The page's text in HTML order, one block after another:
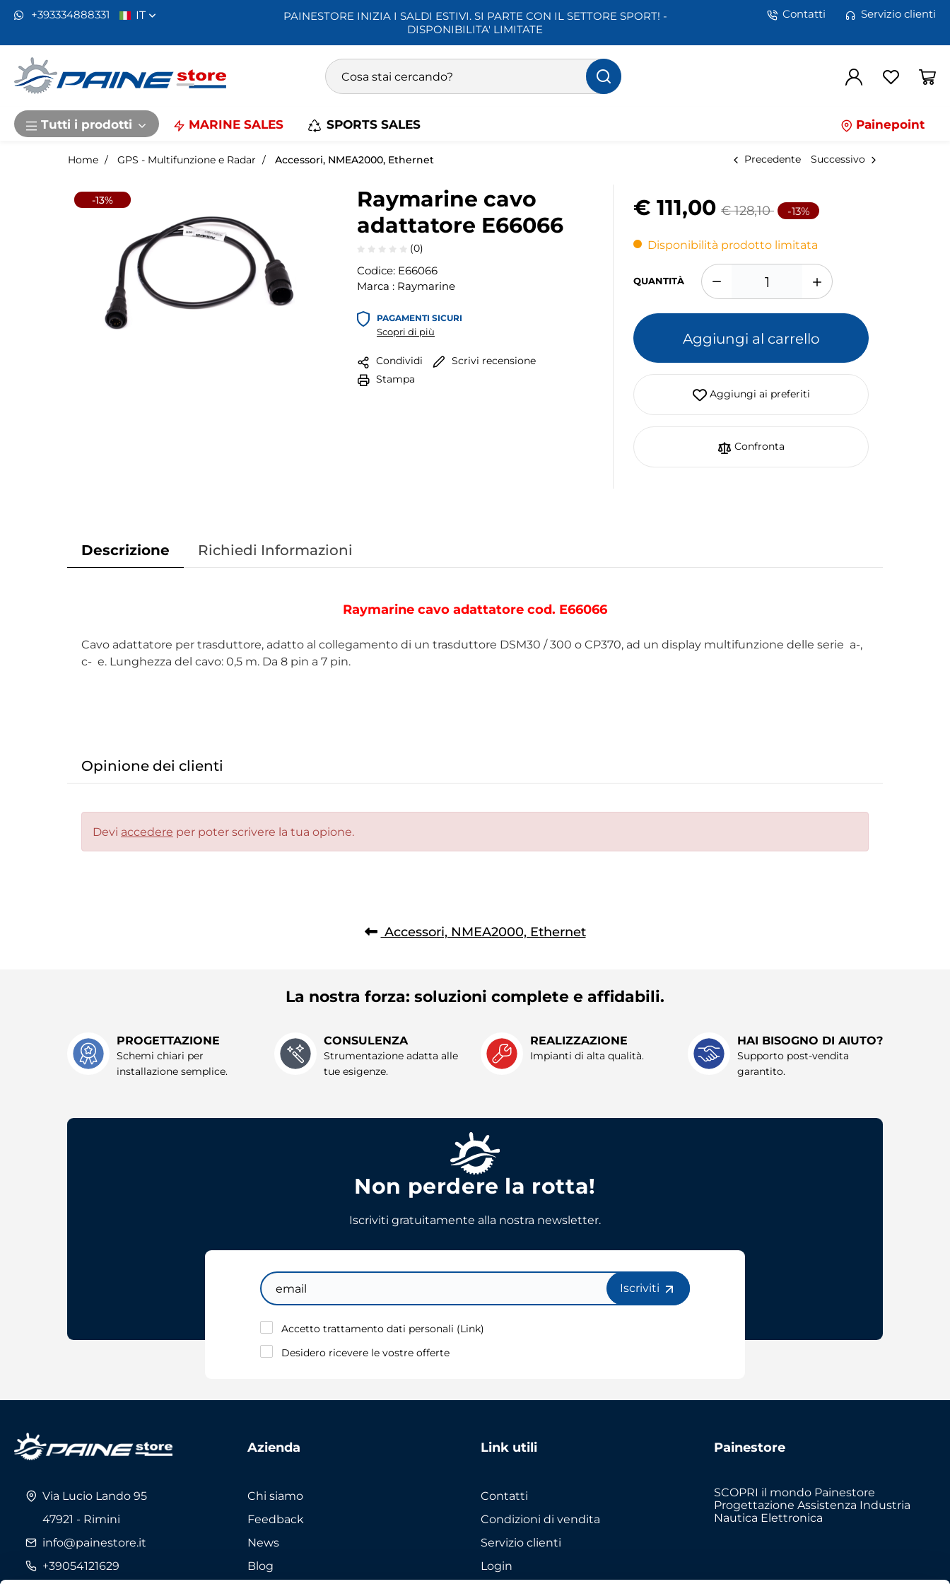
+393334888331 IT
PAINESTORE INIZIA I SALDI ESTIVI. SI PARTE CON IL SETTORE SPORT! -
DISPONIBILITA' LIMITATE
Contatti Servizio clienti
Tutti i prodotti MARINE SALES SPORTS SALES Painepoint
Home GPS - Multifunzione e Radar Accessori, NMEA2000, Ethernet Precedente Successivo
-13%
Raymarine cavo
adattatore E66066
(0)
Codice: E66066
Marca : Raymarine
PAGAMENTI SICURI
Scopri di più
Condividi
Scrivi recensione
Stampa
€ 111,00 € 128,10 -13%
Disponibilità prodotto limitata
QUANTITÀ
Aggiungi al carrello
Aggiungi ai preferiti
Confronta
Descrizione Richiedi Informazioni
Raymarine cavo adattatore cod. E66066
Cavo adattatore per trasduttore, adatto al collegamento di un trasduttore DSM30 / 300 o CP370, ad un display multifunzione delle serie a-,
c- e. Lunghezza del cavo: 0,5 m. Da 8 pin a 7 pin.
Opinione dei clienti
Devi accedere per poter scrivere la tua opione.
Accessori, NMEA2000, Ethernet
La nostra forza: soluzioni complete e affidabili.
PROGETTAZIONE
Schemi chiari per
installazione semplice.
CONSULENZA
Strumentazione adatta alle
tue esigenze.
REALIZZAZIONE
Impianti di alta qualità.
HAI BISOGNO DI AIUTO?
Supporto post-vendita
garantito.
Non perdere la rotta!
Iscriviti gratuitamente alla nostra newsletter.
Email
Iscriviti
Accetto trattamento dati personali (Link)
Desidero ricevere le vostre offerte
Via Lucio Lando 95
47921 - Rimini
info@painestore.it
Telefono:
+39054121629
Azienda
Chi siamo
Feedback
News
Blog
Link utili
Contatti
Condizioni di vendita
Servizio clienti
Login
Painestore
SCOPRI il mondo Painestore
Progettazione Assistenza Industria
Nautica Elettronica